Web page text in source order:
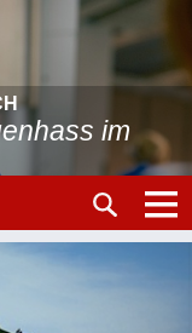
im